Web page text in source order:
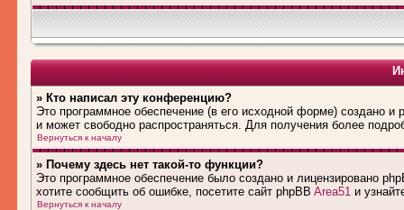
» Кто написал эту конференцию?
Это программное обеспечение (в его исходной форме) создано и
и может свободно распространяться. Для получения более
Вернуться к началу
» Почему здесь нет такой-то функции?
Это программное обеспечение было создано и лицензировано
хотите сообщить об ошибке, посетите сайт phpBB Area51 и
Вернуться к началу